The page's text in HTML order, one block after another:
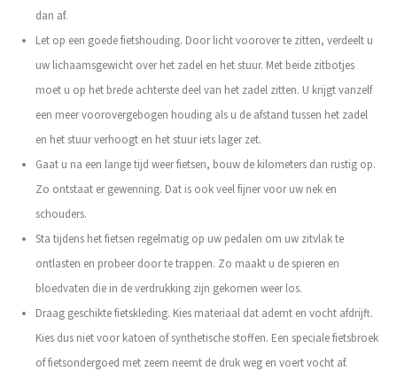
dan af.
Let op een goede fietshouding. Door licht voorover te zitten, verdeelt u
uw lichaamsgewicht over het zadel en het stuur. Met beide zitbotjes
moet u op het brede achterste deel van het zadel zitten. U krijgt vanzelf
een meer voorovergebogen houding als u de afstand tussen het zadel
en het stuur verhoogt en het stuur iets lager zet.
Gaat u na een lange tijd weer fietsen, bouw de kilometers dan rustig op.
Zo ontstaat er gewenning. Dat is ook veel fijner voor uw nek en
schouders.
Sta tijdens het fietsen regelmatig op uw pedalen om uw zitvlak te
ontlasten en probeer door te trappen. Zo maakt u de spieren en
bloedvaten die in de verdrukking zijn gekomen weer los.
Draag geschikte fietskleding. Kies materiaal dat ademt en vocht afdrijft.
Kies dus niet voor katoen of synthetische stoffen. Een speciale fietsbroek
of fietsondergoed met zeem neemt de druk weg en voert vocht af.